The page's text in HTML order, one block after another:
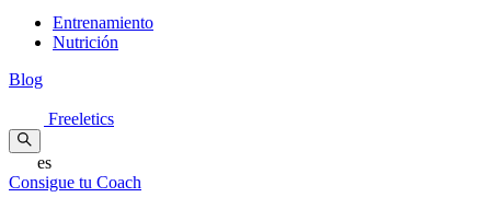
Entrenamiento
Nutrición
Blog
Freeletics
es
Consigue tu Coach